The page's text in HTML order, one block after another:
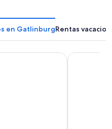
en GatlinburgRentas
by Hilton Hotel - Gatlinburg
Edgewater